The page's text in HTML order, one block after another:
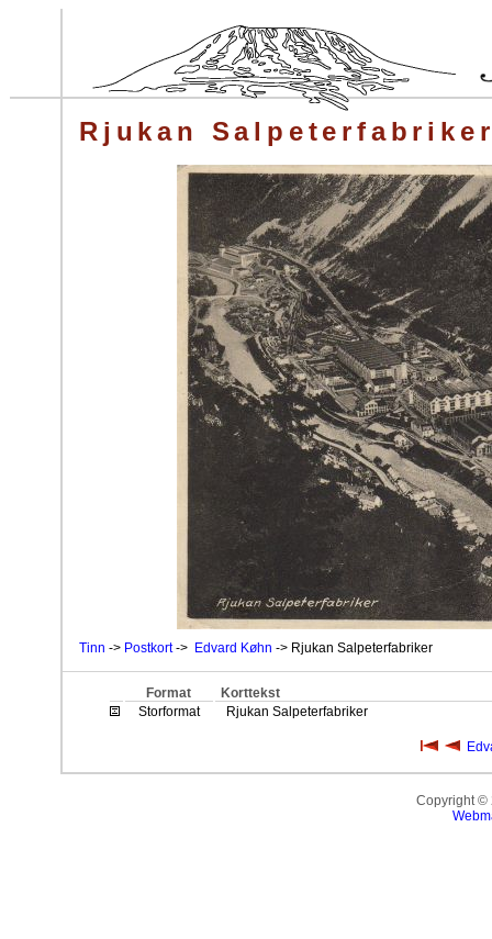
Rjukan
Tinn -> Postkort-> Edvard Køhn -> Rjukan Salpeterfabriker
Format
Korttekst
Storformat
Rjukan Salpeterfabriker
Copyright ©